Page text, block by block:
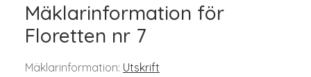
Mäklarinformation för
Floretten nr 7
Mäklarinformation: Utskrift